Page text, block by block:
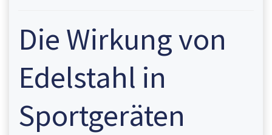
Die Wirkung von
Edelstahl in
Sportgeräten